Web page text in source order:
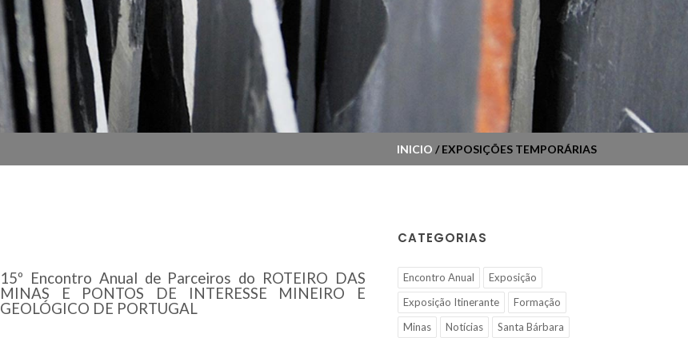
INICIO / EXPOSIÇÕES TEMPORÁRIAS
15º Encontro Anual de Parceiros do ROTEIRO DAS
MINAS E PONTOS DE INTERESSE MINEIRO E
GEOLÓGICO DE PORTUGAL
CATEGORIAS
Encontro Anual
Exposição
Exposição Itinerante
Formação
Minas
Notícias
Santa Bárbara